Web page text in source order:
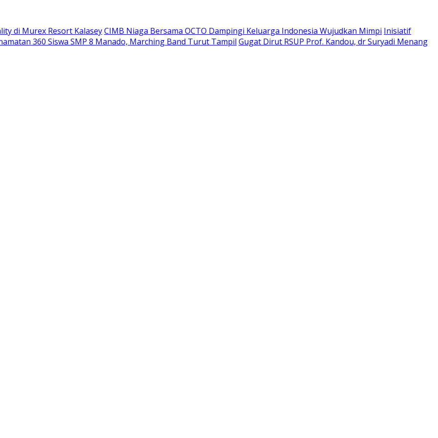
di Murex Resort KalaseyCIMB Niaga Bersama OCTO Dampingi Keluarga Indonesia Wujudkan Mimpi Inisiatif
360 Siswa SMP 8 Manado, Marching Band Turut Tampil Gugat Dirut RSUP Prof. Kandou, dr Suryadi Menang